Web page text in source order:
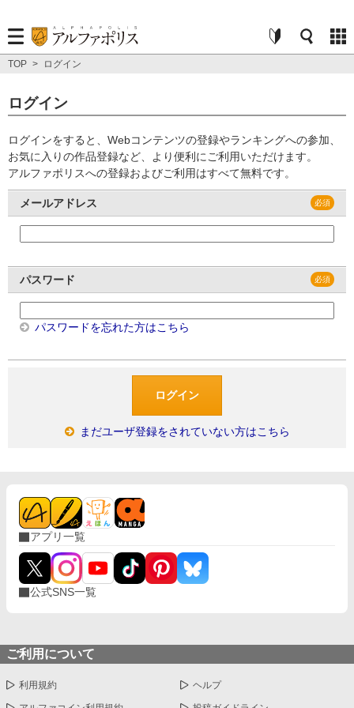
TOP > ログイン
ログイン
ログインをすると、Webコンテンツの登録やランキングへの参加、
お気に入りの作品登録など、より便利にご利用いただけます。
アルファポリスへの登録およびご利用はすべて無料です。
メールアドレス
パスワード
パスワードを忘れた方はこちら
まだユーザ登録をされていない方はこちら
アプリ一覧
公式SNS一覧
ご利用について
利用規約 ヘルプ